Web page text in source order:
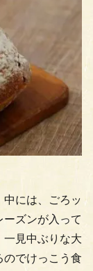
には、ごろッ
ズンが入って
一見中ぶりな大
のでけっこう食